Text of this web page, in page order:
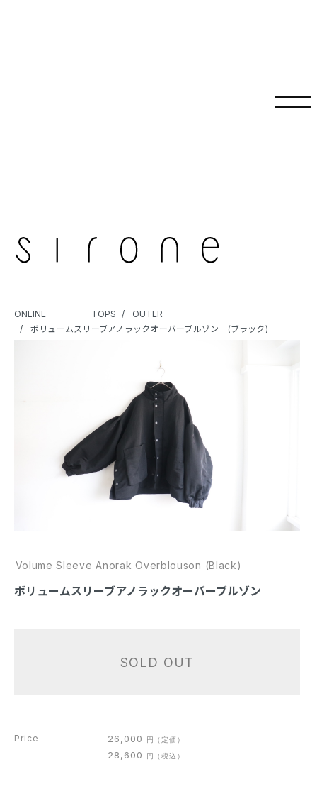
ONLINE TOPS
OUTER
ボリュームスリーブアノラックオーバーブルゾン (ブラック)
Volume Sleeve Anorak Overblouson (Black)
ボリュームスリーブアノラックオーバーブルゾン
SOLD OUT
Price 26,000 円 （定価）
28,600 円 （税込）